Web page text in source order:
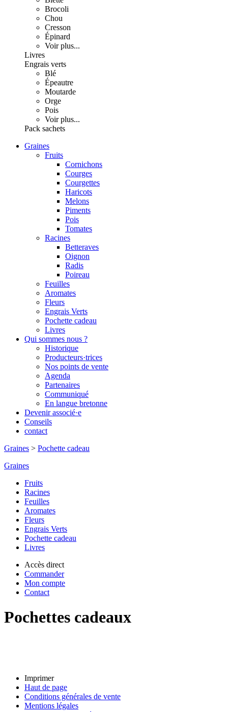
Brocoli
Chou
Cresson
Épinard
Voir plus...
Livres
Engrais verts
Blé
Épeautre
Moutarde
Orge
Pois
Voir plus...
Pack sachets
Graines
Fruits
Cornichons
Courges
Courgettes
Haricots
Melons
Piments
Pois
Tomates
Racines
Betteraves
Oignon
Radis
Poireau
Feuilles
Aromates
Fleurs
Engrais Verts
Pochette cadeau
Livres
Qui sommes nous ?
Historique
Producteurs·trices
Nos points de vente
Agenda
Partenaires
Communiqué
En langue bretonne
Devenir associé·e
Conseils
contact
Graines > Pochette cadeau
Graines
Fruits
Racines
Feuilles
Aromates
Fleurs
Engrais Verts
Pochette cadeau
Livres
Accès direct
Commander
Mon compte
Contact
Pochettes cadeaux
Imprimer
Haut de page
Conditions générales de vente
Mentions légales